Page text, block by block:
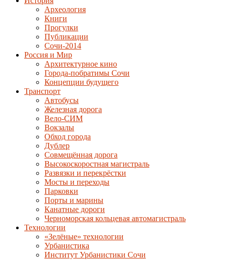
Археология
Книги
Прогулки
Публикации
Сочи-2014
Россия и Мир
Архитектурное кино
Города-побратимы Сочи
Концепции будущего
Транспорт
Автобусы
Железная дорога
Вело-СИМ
Вокзалы
Обход города
Дублер
Совмещённая дорога
Высокоскоростная магистраль
Развязки и перекрёстки
Мосты и переходы
Парковки
Порты и марины
Канатные дороги
Черноморская кольцевая автомагистраль
Технологии
«Зелёные» технологии
Урбанистика
Институт Урбанистики Сочи